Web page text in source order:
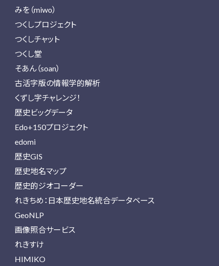
みを（miwo）
つくしプロジェクト
つくしチャット
つくし堂
そあん（soan）
古活字版の情報学的解析
くずし字チャレンジ！
歴史ビッグデータ
Edo+150プロジェクト
edomi
歴史GIS
歴史地名マップ
歴史的ジオコーダー
れきちめ：日本歴史地名統合データベース
GeoNLP
画像照合サービス
れきすけ
HIMIKO